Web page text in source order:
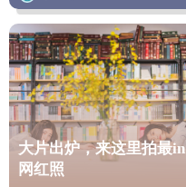
大片出炉，来这里拍最in
网红照